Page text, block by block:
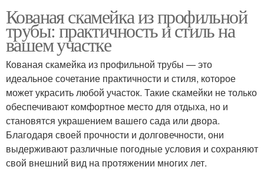
Кованая скамейка из профильной
трубы: практичность и стиль на
вашем участке
Кованая скамейка из профильной трубы — это
идеальное сочетание практичности и стиля, которое
может украсить любой участок. Такие скамейки не только
обеспечивают комфортное место для отдыха, но и
становятся украшением вашего сада или двора.
Благодаря своей прочности и долговечности, они
выдерживают различные погодные условия и сохраняют
свой внешний вид на протяжении многих лет.